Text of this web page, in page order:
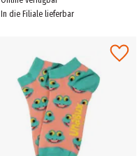
In die Filiale lieferbar